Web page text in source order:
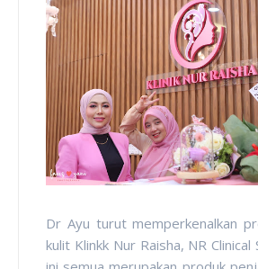
Dr Ayu turut memperkenalkan
kulit Klinkk Nur Raisha, NR Clinical